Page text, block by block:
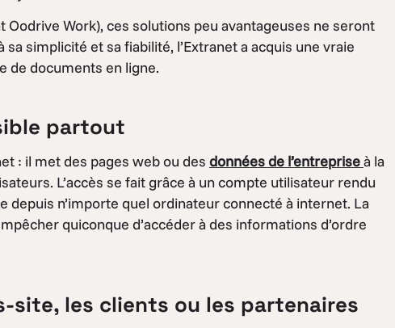
Oodrive Work), ces solutions peu avantageuses ne seront
sa simplicité et sa fiabilité, l’Extranet a acquis une vraie
de documents en ligne.
partout
: il met des pages web ou des données de l’entrepriseà la
L’accès se fait grâce à un compte utilisateur rendu
depuis n’importe quel ordinateur connecté à internet. La
quiconque d’accéder à des informations d’ordre
site, les clients ou les partenaires